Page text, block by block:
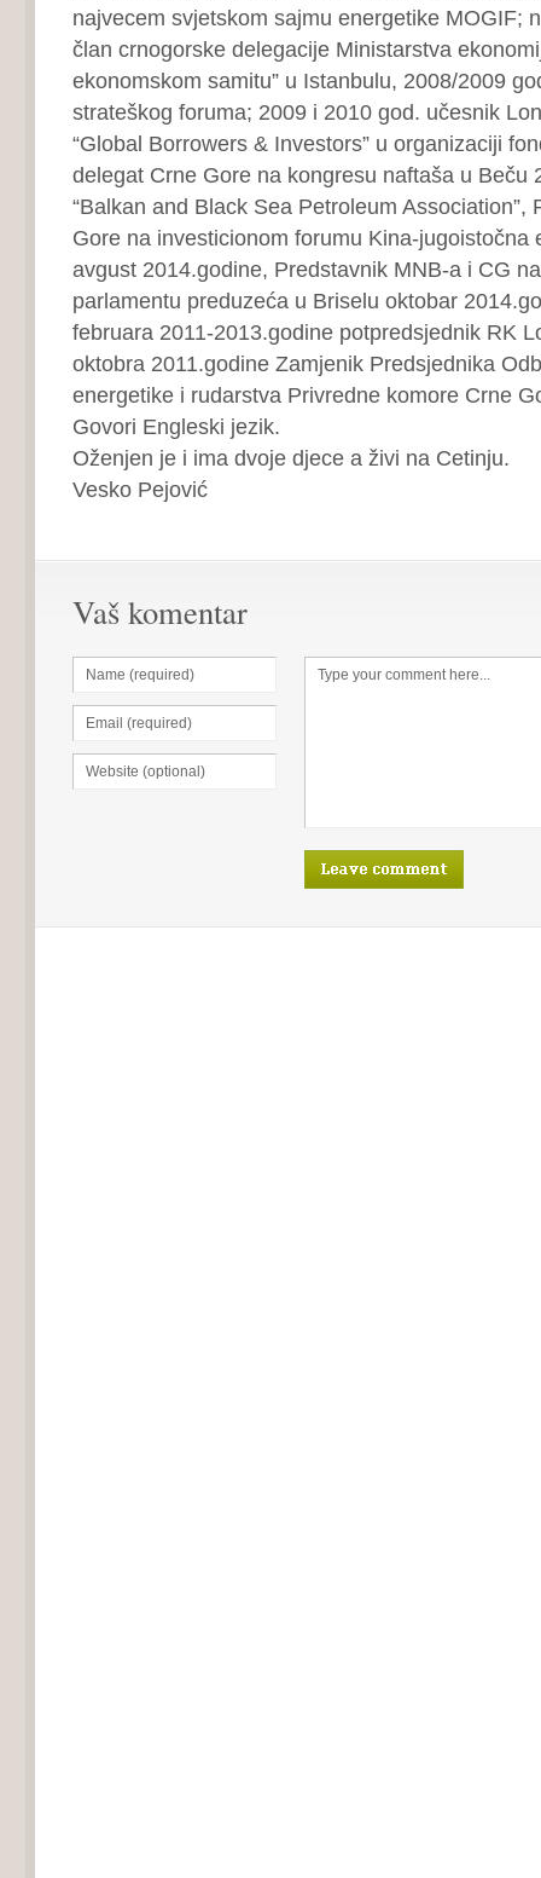
najvecem svjetskom sajmu energetike MOGIF;
član crnogorske delegacije Ministarstva
ekonomskom samitu” u Istanbulu, 2008/2009
strateškog foruma; 2009 i 2010 god. učesnik
“Global Borrowers & Investors” u organizaciji
delegat Crne Gore na kongresu naftaša u Beču
“Balkan and Black Sea Petroleum Association”,
Gore na investicionom forumu Kina-jugoistočna
avgust 2014.godine, Predstavnik MNB-a i CG
parlamentu preduzeća u Briselu oktobar
februara 2011-2013.godine potpredsjednik RK
oktobra 2011.godine Zamjenik Predsjednika
energetike i rudarstva Privredne komore Crne
Govori Engleski jezik.
Oženjen je i ima dvoje djece a živi na Cetinju.
Vesko Pejović
Vaš komentar